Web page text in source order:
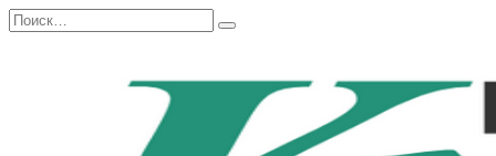
Перейти
к
Search
for: